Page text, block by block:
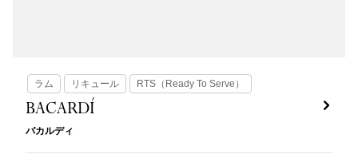
ラム リキュール RTS（Ready To Serve）
BACARDÍ
バカルディ